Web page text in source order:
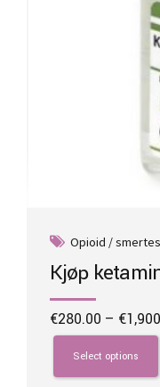
Opioid /
Kjøp
€280.00 – €
Select options
This
product
has